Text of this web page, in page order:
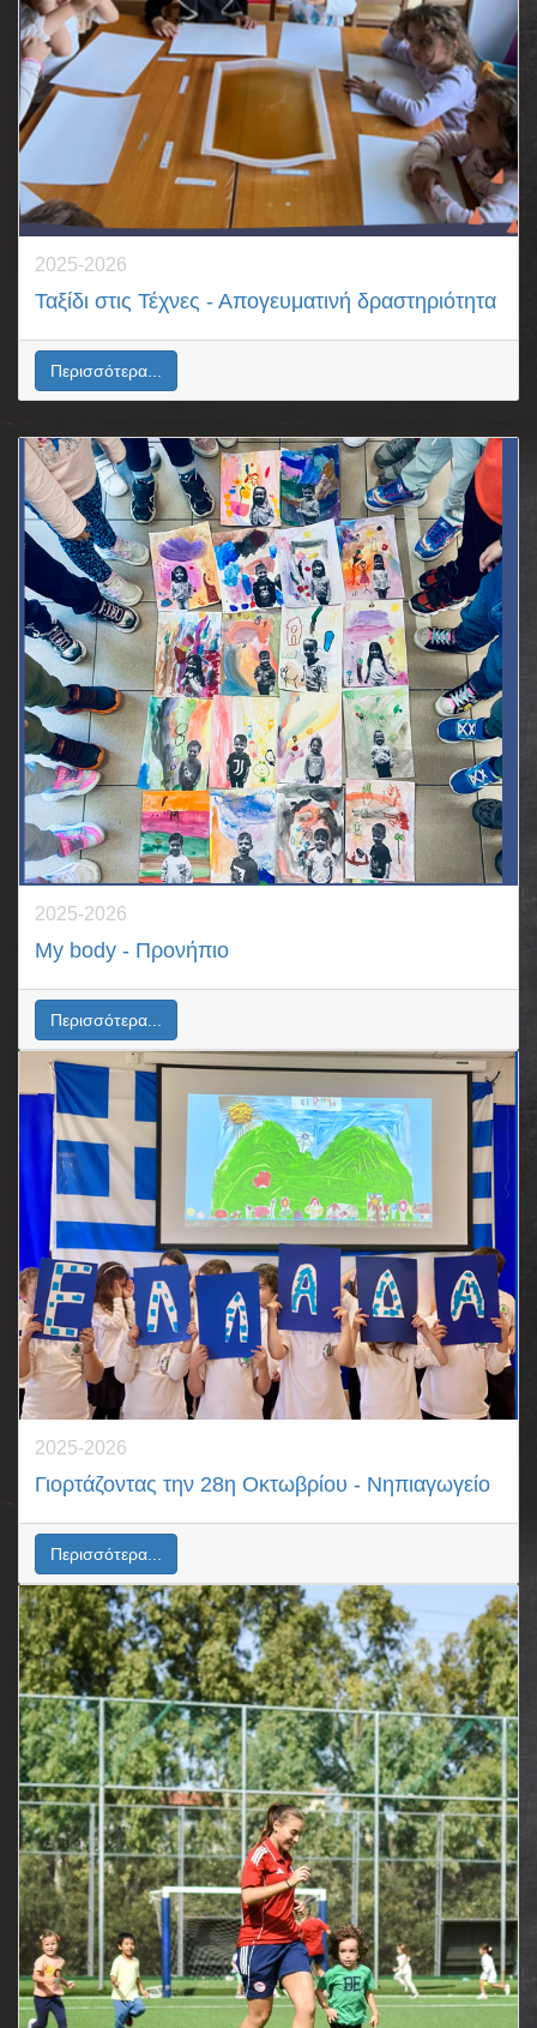
2025-2026
Ταξίδι στις Τέχνες - Απογευματινή δραστηριότητα
Περισσότερα...
2025-2026
My body - Προνήπιο
Περισσότερα...
2025-2026
Γιορτάζοντας την 28η Οκτωβρίου - Νηπιαγωγείο
Περισσότερα...